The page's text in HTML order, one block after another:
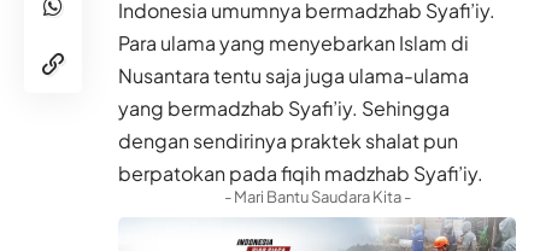
Indonesia umumnya bermadzhab Syafi’iy.
Para ulama yang menyebarkan Islam di
Nusantara tentu saja juga ulama-ulama
yang bermadzhab Syafi’iy. Sehingga
dengan sendirinya praktek shalat pun
berpatokan pada fiqih madzhab Syafi’iy.
- Mari Bantu Saudara Kita -